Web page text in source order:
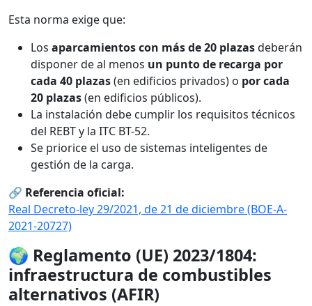
Esta norma exige que:
Los aparcamientos con más de 20 plazasdeberán
disponer de al menos un punto de recarga por
cada 40 plazas(en edificios privados) o por cada
20 plazas(en edificios públicos).
La instalación debe cumplir los requisitos técnicos
del REBT y la ITC BT-52.
Se priorice el uso de sistemas inteligentes de
gestión de la carga.
🔗 Referencia oficial:
Real Decreto-ley 29/2021, de 21 de diciembre (BOE-A-
2021-20727)
🌍 Reglamento (UE) 2023/1804:
infraestructura de combustibles
alternativos (AFIR)